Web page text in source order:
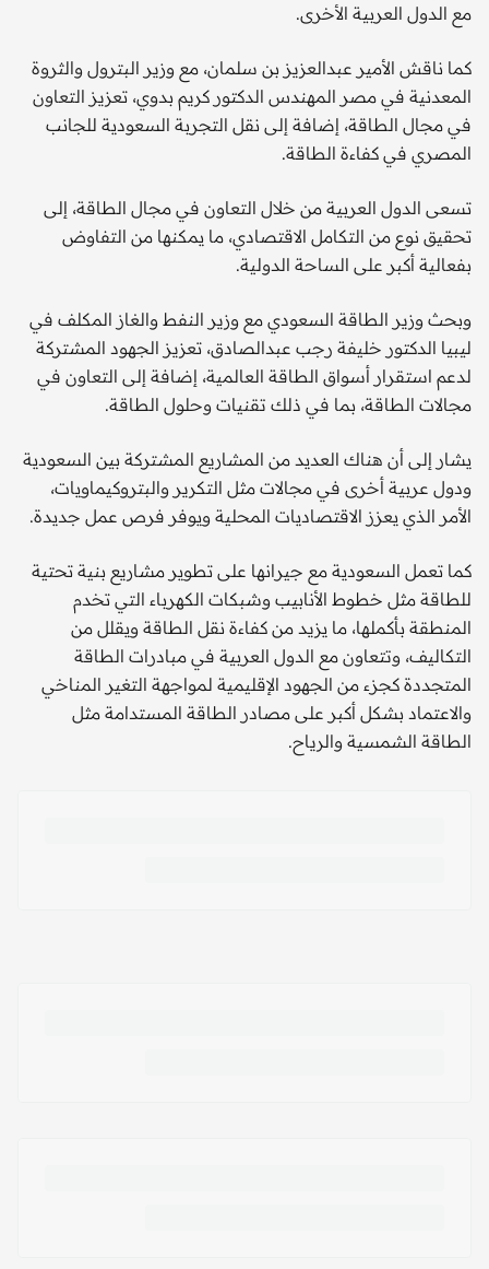
مع الدول العربية الأخرى.
كما ناقش الأمير عبدالعزيز بن سلمان، مع وزير البترول والثروة
المعدنية في مصر المهندس الدكتور كريم بدوي، تعزيز التعاون
في مجال الطاقة، إضافة إلى نقل التجربة السعودية للجانب
المصري في كفاءة الطاقة.
تسعى الدول العربية من خلال التعاون في مجال الطاقة، إلى
تحقيق نوع من التكامل الاقتصادي، ما يمكنها من التفاوض
بفعالية أكبر على الساحة الدولية.
وبحث وزير الطاقة السعودي مع وزير النفط والغاز المكلف في
ليبيا الدكتور خليفة رجب عبدالصادق، تعزيز الجهود المشتركة
لدعم استقرار أسواق الطاقة العالمية، إضافة إلى التعاون في
مجالات الطاقة، بما في ذلك تقنيات وحلول الطاقة.
يشار إلى أن هناك العديد من المشاريع المشتركة بين السعودية
ودول عربية أخرى في مجالات مثل التكرير والبتروكيماويات،
الأمر الذي يعزز الاقتصاديات المحلية ويوفر فرص عمل جديدة.
كما تعمل السعودية مع جيرانها على تطوير مشاريع بنية تحتية
للطاقة مثل خطوط الأنابيب وشبكات الكهرباء التي تخدم
المنطقة بأكملها، ما يزيد من كفاءة نقل الطاقة ويقلل من
التكاليف، وتتعاون مع الدول العربية في مبادرات الطاقة
المتجددة كجزء من الجهود الإقليمية لمواجهة التغير المناخي
والاعتماد بشكل أكبر على مصادر الطاقة المستدامة مثل
الطاقة الشمسية والرياح.